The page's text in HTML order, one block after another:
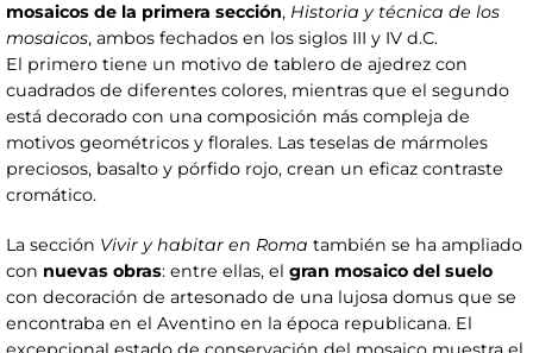
mosaicos de la primera sección, Historia y técnica de los
mosaicos, ambos fechados en los siglos III y IV d.C.
El primero tiene un motivo de tablero de ajedrez con
cuadrados de diferentes colores, mientras que el segundo
está decorado con una composición más compleja de
motivos geométricos y florales. Las teselas de mármoles
preciosos, basalto y pórfido rojo, crean un eficaz contraste
cromático.
La sección Vivir y habitar en Roma también se ha ampliado
con nuevas obras: entre ellas, el gran mosaico del suelo
con decoración de artesonado de una lujosa domus que se
encontraba en el Aventino en la época republicana. El